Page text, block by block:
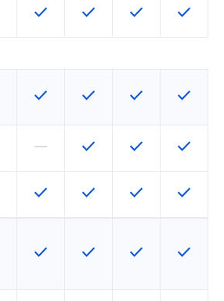
這項功能適用於該 SKU
check 這項功能適用於該 SKU
check 這項功能適用於
check 這項功
check
這項功能適用於該 SKU
check 這項功能適用於該 SKU
check 這項功能適用於
check 這項功
check
這個 SKU 不支援這項功能
horizontal_rule 這項功能適用於該 SKU
check 這項功能適用於
check 這項功
check
這項功能適用於該 SKU
check 這項功能適用於該 SKU
check 這項功能適用於
check 這項功
check
這項功能適用於該 SKU
check 這項功能適用於該 SKU
check 這項功能適用於
check 這項功
check